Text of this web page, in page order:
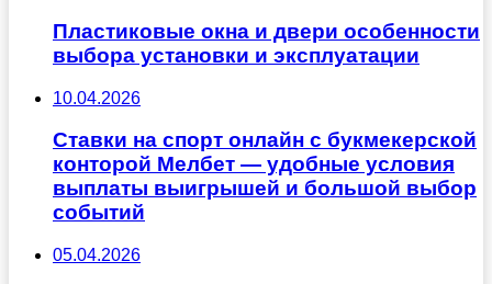
Пластиковые окна и двери особенности
выбора установки и эксплуатации
10.04.2026
Ставки на спорт онлайн с букмекерской
конторой Мелбет — удобные условия
выплаты выигрышей и большой выбор
событий
05.04.2026